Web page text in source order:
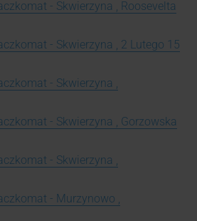
- Skwierzyna , Roosevelta
- Skwierzyna , 2 Lutego 15
- Skwierzyna ,
- Skwierzyna , Gorzowska
- Skwierzyna ,
- Murzynowo ,